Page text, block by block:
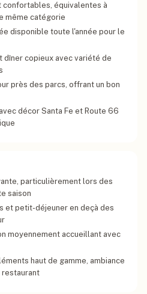
confortables, équivalentes à
même catégorie
disponible toute l'année pour le
copieux avec variété de
près des parcs, offrant un bon
décor Santa Fe et Route 66
particulièrement lors des
saison
et petit-déjeuner en deçà des
moyennement accueillant avec
haut de gamme, ambiance
restaurant